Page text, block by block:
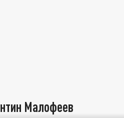
Малофеев